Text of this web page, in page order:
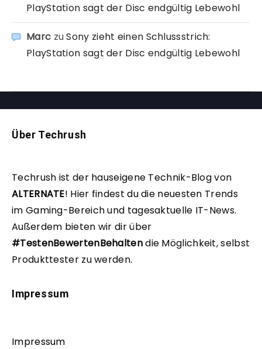
PlayStation sagt der Disc endgültig Lebewohl
Marc zuSony zieht einen Schlussstrich:
PlayStation sagt der Disc endgültig Lebewohl
Über Techrush
Techrush ist der hauseigene Technik-Blog von
ALTERNATE! Hier findest du die neuesten Trends
im Gaming-Bereich und tagesaktuelle IT-News.
Außerdem bieten wir dir über
#TestenBewertenBehaltendie Möglichkeit, selbst
Produkttester zu werden.
Impressum
Impressum